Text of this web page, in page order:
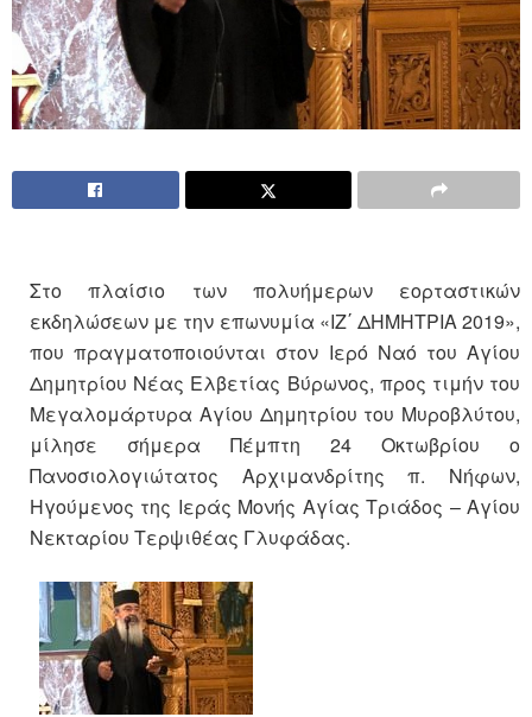
Στο πλαίσιο των πολυήμερων εορταστικών
εκδηλώσεων με την επωνυμία «ΙΖ΄ ΔΗΜΗΤΡΙΑ 2019»,
που πραγματοποιούνται στον Ιερό Ναό του Αγίου
Δημητρίου Νέας Ελβετίας Βύρωνος, προς τιμήν του
Μεγαλομάρτυρα Αγίου Δημητρίου του Μυροβλύτου,
μίλησε σήμερα Πέμπτη 24 Οκτωβρίου ο
Πανοσιολογιώτατος Αρχιμανδρίτης π. Νήφων,
Ηγούμενος της Ιεράς Μονής Αγίας Τριάδος – Αγίου
Νεκταρίου Τερψιθέας Γλυφάδας.